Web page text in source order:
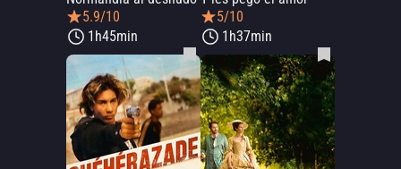
5.9/10
1h45min
5/10
1h37min